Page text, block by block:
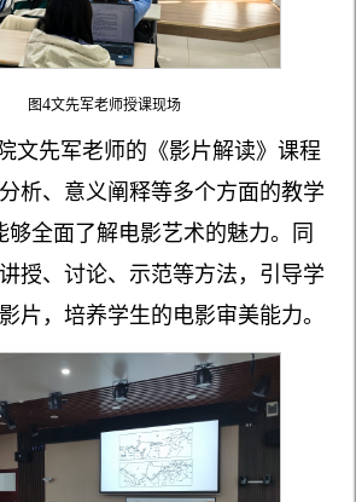
图4文先军老师授课现场
文先军老师的《影片解读》课程
析、意义阐释等多个方面的教学
够全面了解电影艺术的魅力。同
授、讨论、示范等方法，引导学
片，培养学生的电影审美能力。